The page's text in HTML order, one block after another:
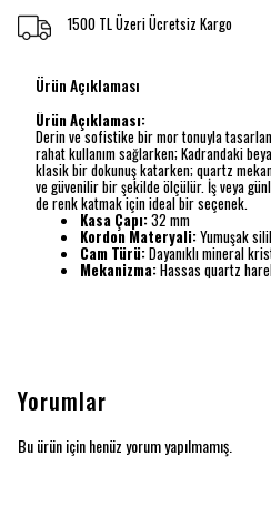
1500 TL Üzeri Ücretsiz Kargo
Ürün Açıklaması
Ürün Açıklaması:
Derin ve sofistike bir mor tonuyla
rahat kullanım sağlarken; Kadrandaki
klasik bir dokunuş katarken; quartz
ve güvenilir bir şekilde ölçülür. İş veya
de renk katmak için ideal bir seçenek.
Kasa Çapı:32 mm
Kordon Materyali:Yumuşak
Cam Türü:Dayanıklı mineral
Mekanizma:Hassas quartz
Yorumlar
Bu ürün için henüz yorum yapılmamış.